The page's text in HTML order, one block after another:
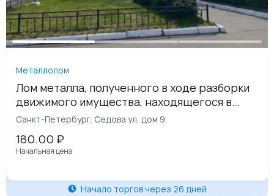
Металлолом
Лом металла, полученного в ходе разборки
движимого имущества, находящегося в
аренде у ООО «ПетербургГаз», общий вес
0024КДЗ0000059
Санкт-Петербург, Седова ул, дом 9
180.00 ₽
Начальная цена
Начало торгов через 26 дней